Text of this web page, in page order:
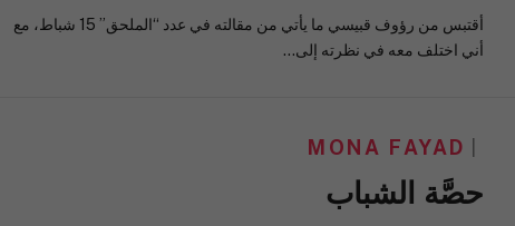
أقتبس من رؤوف قبيسي ما يأتي من مقالته في عدد “الملحق” 15 شباط، مع
أني اختلف معه في نظرته إلى…
MONA FAYAD
حصَّة الشباب